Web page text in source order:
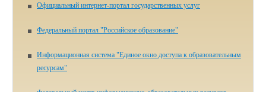
Официальный интернет-портал государственных услуг
Федеральный портал "Российское образование"
Информационная система "Единое окно доступа к образовательным
ресурсам"